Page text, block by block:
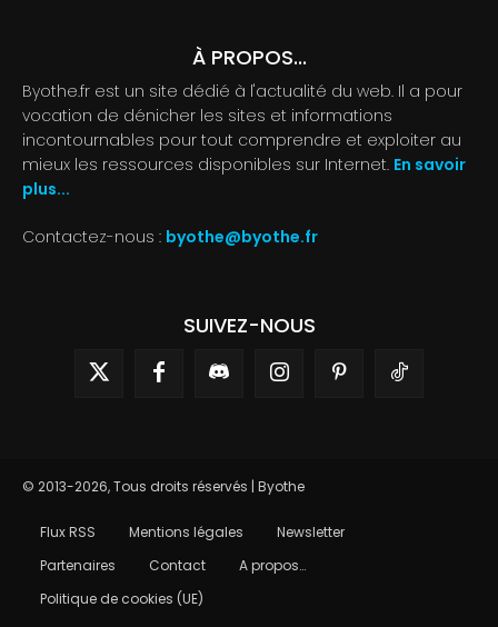
À PROPOS...
Byothe.fr est un site dédié à l'actualité du web. Il a pour
vocation de dénicher les sites et informations
incontournables pour tout comprendre et exploiter au
mieux les ressources disponibles sur Internet. En savoir
plus...
Contactez-nous : byothe@byothe.fr
SUIVEZ-NOUS
© 2013-2026, Tous droits réservés | Byothe
Flux RSS Mentions légales
Newsletter
Partenaires
Contact
A propos…
Politique de cookies (UE)